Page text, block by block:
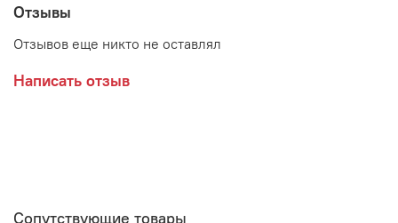
Отзывы
Отзывов еще никто не оставлял
Написать отзыв
Сопутствующие товары